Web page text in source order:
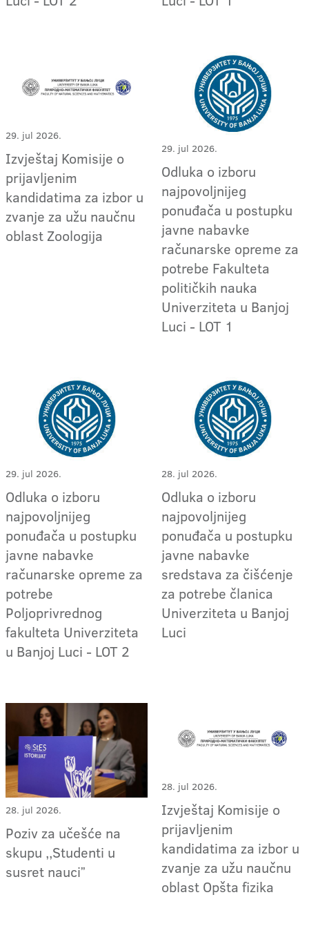
29. jul 2026.
Izvještaj Komisije o
prijavljenim
kandidatima za izbor u
zvanje za užu naučnu
oblast Zoologija
29. jul 2026.
Odluka o izboru
najpovoljnijeg
ponuđača u postupku
javne nabavke
računarske opreme za
potrebe Fakulteta
političkih nauka
Univerziteta u Banjoj
Luci - LOT 1
29. jul 2026.
Odluka o izboru
najpovoljnijeg
ponuđača u postupku
javne nabavke
računarske opreme za
potrebe
Poljoprivrednog
fakulteta Univerziteta
u Banjoj Luci - LOT 2
28. jul 2026.
Odluka o izboru
najpovoljnijeg
ponuđača u postupku
javne nabavke
sredstava za čišćenje
za potrebe članica
Univerziteta u Banjoj
Luci
28. jul 2026.
Poziv za učešće na
skupu ,,Studenti u
susret nauciˮ
28. jul 2026.
Izvještaj Komisije o
prijavljenim
kandidatima za izbor u
zvanje za užu naučnu
oblast Opšta fizika